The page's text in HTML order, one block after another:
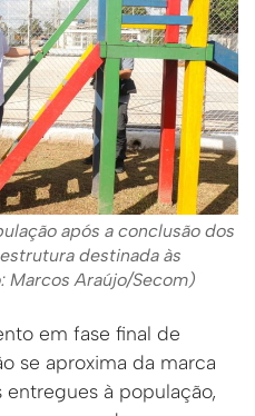
após a conclusão dos
destinada às
Marcos Araújo/Secom)
em fase final de
se aproxima da marca
à população,